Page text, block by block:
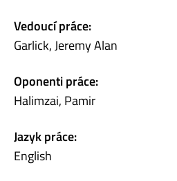
Vedoucí práce:
Garlick, Jeremy Alan
Oponenti práce:
Halimzai, Pamir
Jazyk práce:
English